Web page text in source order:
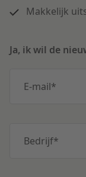
Makkelijk
Ja, ik wil de
E-mail*
Bedrijf*